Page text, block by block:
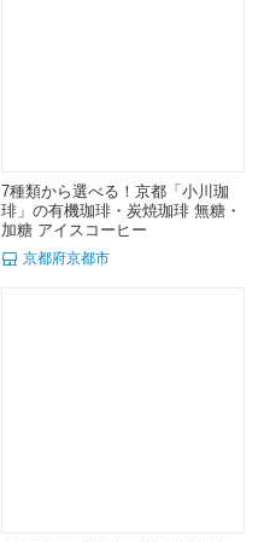
7種類から選べる！京都「小川珈
琲」の有機珈琲・炭焼珈琲 無糖・
加糖 アイスコーヒー
京都府京都市